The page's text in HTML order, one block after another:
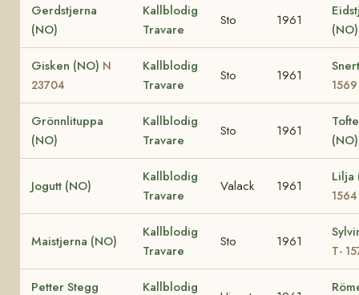
Gerdstjerna
(NO)
Kallblodig
Travare
Sto 1961
Gisken (NO) N
23704
Kallblodig
Travare
Sto 1961
1569
Grönnlituppa
(NO)
Kallblodig
Travare
Sto 1961
Jogutt (NO)
Kallblodig
Travare
Valack 1961
Lilja
1564
Maistjerna (NO)
Kallblodig
Travare
Sto 1961
T-
Petter Stegg
Kallblodig